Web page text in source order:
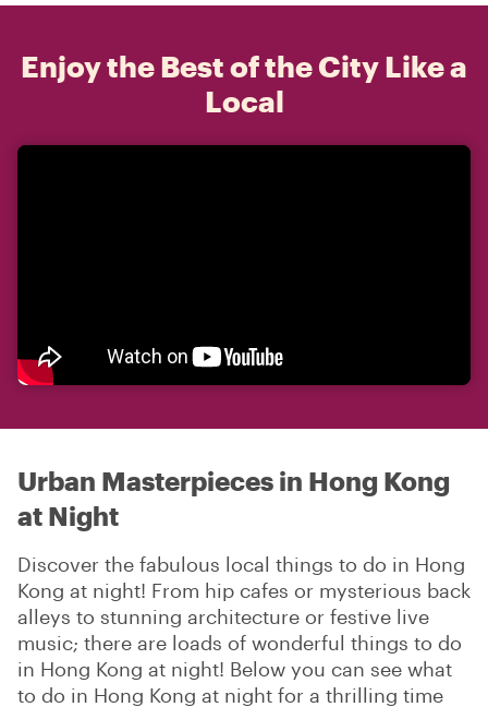
Enjoy the Best of the City Like a
Local
Urban Masterpieces in Hong Kong
at Night
Discover the fabulous local things to do in Hong
Kong at night! From hip cafes or mysterious back
alleys to stunning architecture or festive live
music; there are loads of wonderful things to do
in Hong Kong at night! Below you can see what
to do in Hong Kong at night for a thrilling time